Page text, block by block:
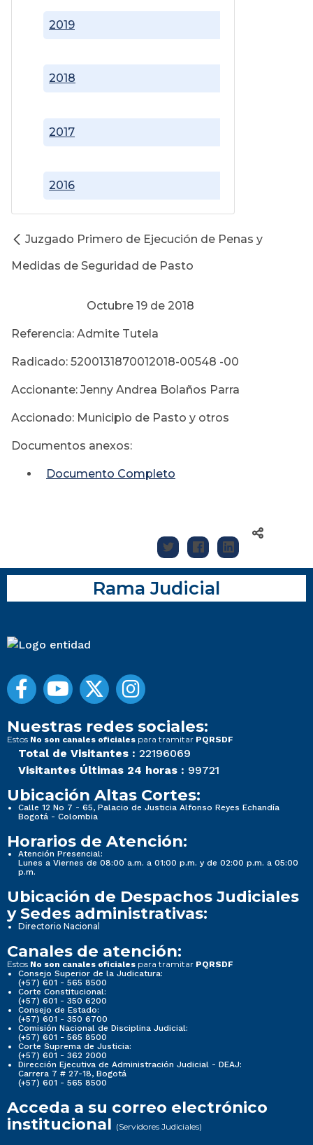
2016
2017
2018
2019
Juzgado Primero de Ejecución de Penas y
Medidas de Seguridad de Pasto
Octubre 19 de 2018
Referencia: Admite Tutela
Radicado: 5200131870012018-00548 -00
Accionante: Jenny Andrea Bolaños Parra
Accionado: Municipio de Pasto y otros
Documentos anexos:
Documento Completo
Rama Judicial
Nuestras redes sociales:
Estos No son canales oficiales para tramitar PQRSDF
Total de Visitantes : 22196069
Visitantes Últimas 24 horas : 99721
Ubicación Altas Cortes:
Calle 12 No 7 - 65, Palacio de Justicia Alfonso Reyes Echandía
Bogotá - Colombia
Horarios de Atención:
Atención Presencial:
Lunes a Viernes de 08:00 a.m. a 01:00 p.m. y de 02:00 p.m. a 05:00
p.m.
Ubicación de Despachos Judiciales
y Sedes administrativas:
Directorio Nacional
Canales de atención:
Estos No son canales oficiales para tramitar PQRSDF
Consejo Superior de la Judicatura:
(+57) 601 - 565 8500
Corte Constitucional:
(+57) 601 - 350 6200
Consejo de Estado:
(+57) 601 - 350 6700
Comisión Nacional de Disciplina Judicial:
(+57) 601 - 565 8500
Corte Suprema de Justicia:
(+57) 601 - 362 2000
Dirección Ejecutiva de Administración Judicial - DEAJ:
Carrera 7 # 27-18, Bogotá
(+57) 601 - 565 8500
Acceda a su correo electrónico
institucional (Servidores Judiciales)